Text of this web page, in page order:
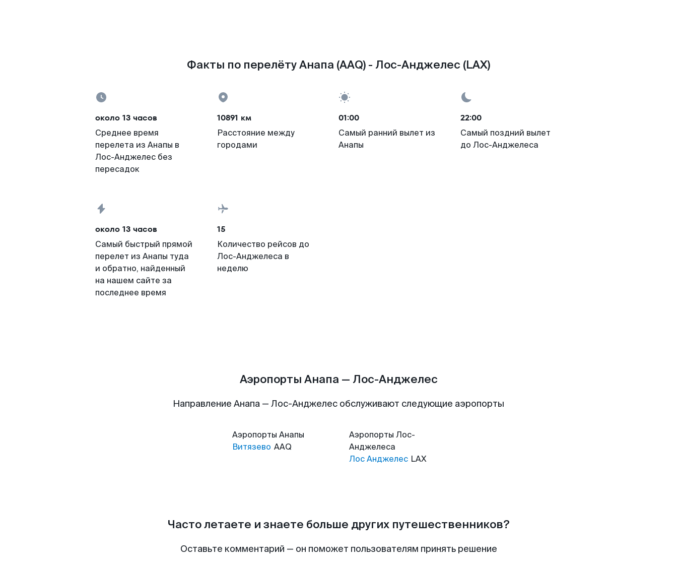
Факты по перелёту Анапа (AAQ) - Лос-Анджелес (LAX)
около 13 часов
Среднее время
перелета из Анапы в
Лос-Анджелес без
пересадок
10891 км
Расстояние между
городами
01:00
Самый ранний вылет из
Анапы
22:00
Самый поздний вылет
до Лос-Анджелеса
около 13 часов
Самый быстрый прямой
перелет из Анапы туда
и обратно, найденный
на нашем сайте за
последнее время
15
Количество рейсов до
Лос-Анджелеса в
неделю
Аэропорты Анапа — Лос-Анджелес
Направление Анапа — Лос-Анджелес обслуживают следующие аэропорты
Аэропорты Анапы
Витязево AAQ
Аэропорты Лос-
Анджелеса
Лос Анджелес LAX
Часто летаете и знаете больше других путешественников?
Оставьте комментарий — он поможет пользователям принять решение